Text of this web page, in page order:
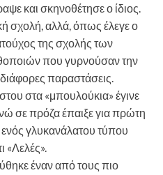
και σκηνοθέτησε ο ίδιος.
σχολή, αλλά, όπως έλεγε ο
της σχολής των
που γυρνούσαν την
παραστάσεις.
στα «μπουλούκια» έγινε
σε πρόζα έπαιξε για πρώτη
γλυκανάλατου τύπου
«Λελές».
έναν από τους πιο